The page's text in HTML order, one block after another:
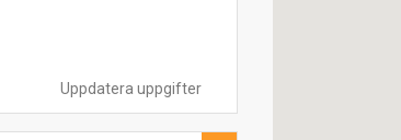
Uppdatera uppgifter